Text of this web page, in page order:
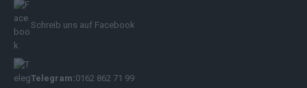
Schreib uns auf Facebook
Telegram:0162 862 71 99